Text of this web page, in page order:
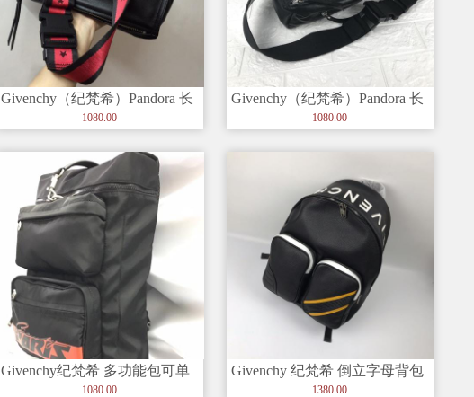
Givenchy（纪梵希）Pandora 长
方形标志 银色五
1080.00
Givenchy（纪梵希）Pandora 长
方形标志 银色五
1080.00
Givenchy纪梵希 多功能包可单
肩斜挎手提双肩包潮人外
1080.00
Givenchy 纪梵希 倒立字母背包
黑色粒面皮革 顶部
1380.00